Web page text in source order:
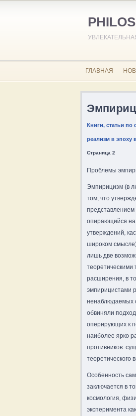
ГЛАВНАЯ
Книги, статьи
реализм в эпоху
Страница 2
Проблемы
Эмпирицизм (в
том, что
опирающийся на
утверждений,
широком
лишь две
расширения, в
эмпирицистами
ненаблюдаемых
обвиняли
оперирующих к
наиболее ярко
противников:
теоретического
Особенность
заключается в
космология,
эксперимента